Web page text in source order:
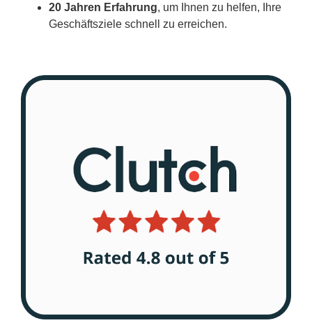
20 Jahren Erfahrung, um Ihnen zu helfen, Ihre
Geschäftsziele schnell zu erreichen.